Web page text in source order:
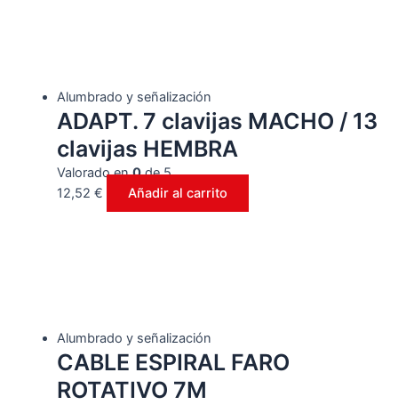
Alumbrado y señalización
ADAPT. 7 clavijas MACHO / 13
clavijas HEMBRA
Valorado en0de 5
12,52 € Añadir al carrito
Alumbrado y señalización
CABLE ESPIRAL FARO
ROTATIVO 7M